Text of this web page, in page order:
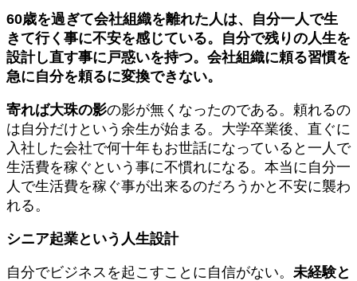
60歳を過ぎて会社組織を離れた人は、自分一人で生
きて行く事に不安を感じている。自分で残りの人生を
設計し直す事に戸惑いを持つ。会社組織に頼る習慣を
急に自分を頼るに変換できない。
寄れば大珠の影の影が無くなったのである。頼れるの
は自分だけという余生が始まる。大学卒業後、直ぐに
入社した会社で何十年もお世話になっていると一人で
生活費を稼ぐという事に不慣れになる。本当に自分一
人で生活費を稼ぐ事が出来るのだろうかと不安に襲わ
れる。
シニア起業という人生設計
自分でビジネスを起こすことに自信がない。 未経験と